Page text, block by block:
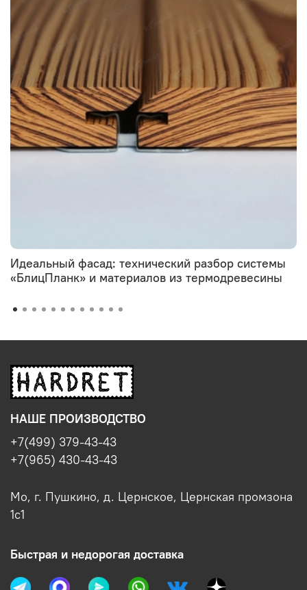
Идеальный фасад: технический разбор системы
«БлицПланк» и материалов из термодревесины
НАШЕ ПРОИЗВОДСТВО
+7(499) 379-43-43
+7(965) 430-43-43
Мо, г. Пушкино, д. Цернское, Цернская промзона
1с1
Быстрая и недорогая доставка